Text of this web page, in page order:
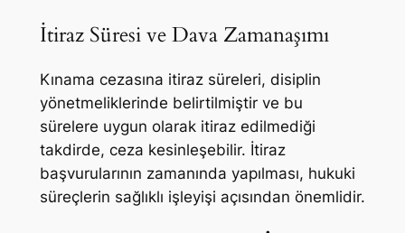
İtiraz Süresi ve Dava Zamanaşımı
Kınama cezasına itiraz süreleri, disiplin
yönetmeliklerinde belirtilmiştir ve bu
sürelere uygun olarak itiraz edilmediği
takdirde, ceza kesinleşebilir. İtiraz
başvurularının zamanında yapılması, hukuki
süreçlerin sağlıklı işleyişi açısından önemlidir.